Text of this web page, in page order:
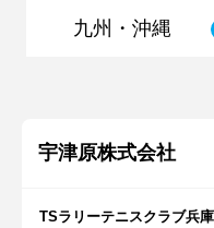
九州・沖縄
宇津原株式会社
TSラリーテニスクラブ兵